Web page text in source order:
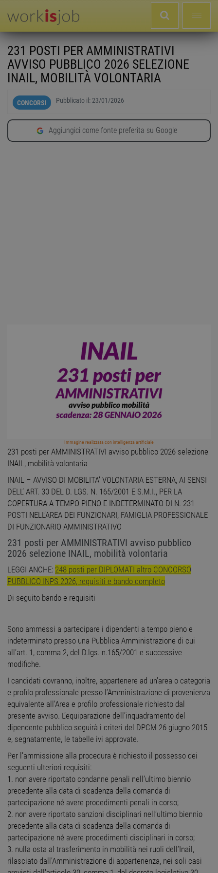
231 POSTI PER AMMINISTRATIVI
AVVISO PUBBLICO 2026 SELEZIONE
INAIL, MOBILITÀ VOLONTARIA
CONCORSI Pubblicato il: 23/01/2026
Aggiungici come fonte preferita su Google
Immagine realizzata con intelligenza artificiale
231 posti per AMMINISTRATIVI avviso pubblico 2026 selezione
INAIL, mobilità volontaria
INAIL – AVVISO DI MOBILITA’ VOLONTARIA ESTERNA, AI SENSI
DELL’ ART. 30 DEL D. LGS. N. 165/2001 E S.M.I., PER LA
COPERTURA A TEMPO PIENO E INDETERMINATO DI N. 231
POSTI NELL’AREA DEI FUNZIONARI, FAMIGLIA PROFESSIONALE
DI FUNZIONARIO AMMINISTRATIVO
231 posti per AMMINISTRATIVI avviso pubblico
2026 selezione INAIL, mobilità volontaria
LEGGI ANCHE: 248 posti per DIPLOMATI altro CONCORSO
PUBBLICO INPS 2026, requisiti e bando completo
Di seguito bando e requisiti
Sono ammessi a partecipare i dipendenti a tempo pieno e
indeterminato presso una Pubblica Amministrazione di cui
all’art. 1, comma 2, del D.lgs. n.165/2001 e successive
modifiche.
I candidati dovranno, inoltre, appartenere ad un’area o categoria
e profilo professionale presso l’Amministrazione di provenienza
equivalente all’Area e profilo professionale richiesto dal
presente avviso. L’equiparazione dell’inquadramento del
dipendente pubblico seguirà i criteri del DPCM 26 giugno 2015
e, segnatamente, le tabelle ivi approvate.
Per l’ammissione alla procedura è richiesto il possesso dei
seguenti ulteriori requisiti:
1. non avere riportato condanne penali nell’ultimo biennio
precedente alla data di scadenza della domanda di
partecipazione né avere procedimenti penali in corso;
2. non avere riportato sanzioni disciplinari nell’ultimo biennio
precedente alla data di scadenza della domanda di
partecipazione né avere procedimenti disciplinari in corso;
3. nulla osta al trasferimento in mobilità nei ruoli dell’Inail,
rilasciato dall’Amministrazione di appartenenza, nei soli casi